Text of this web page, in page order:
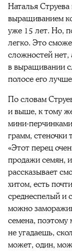
Наталья
выращиванием
уже 15 лет. Но,
легко. Это
сложностей нет,
в выращивании
полосе его
По словам
и выше, к тому
мини-
грамм, стеночки
«Этот перец
продажи семян,
рассказывает
хитом, есть
среднеспелый и
можно
семена,
не угадаешь,
может, один,